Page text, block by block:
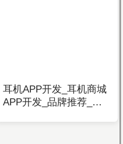
耳机APP开发_耳机商城
APP开发_品牌推荐_视